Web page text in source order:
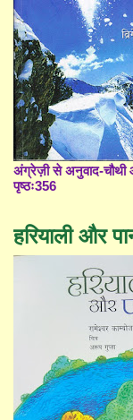
अंग्रेज़ी से अनुवाद-चौथी
पृष्ठः356
हरियाली और